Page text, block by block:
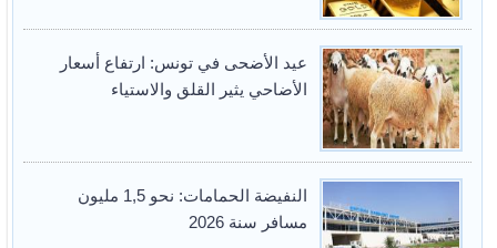
عيد الأضحى في تونس: ارتفاع أسعار
الأضاحي يثير القلق والاستياء
النفيضة الحمامات: نحو 1,5 مليون
مسافر سنة 2026